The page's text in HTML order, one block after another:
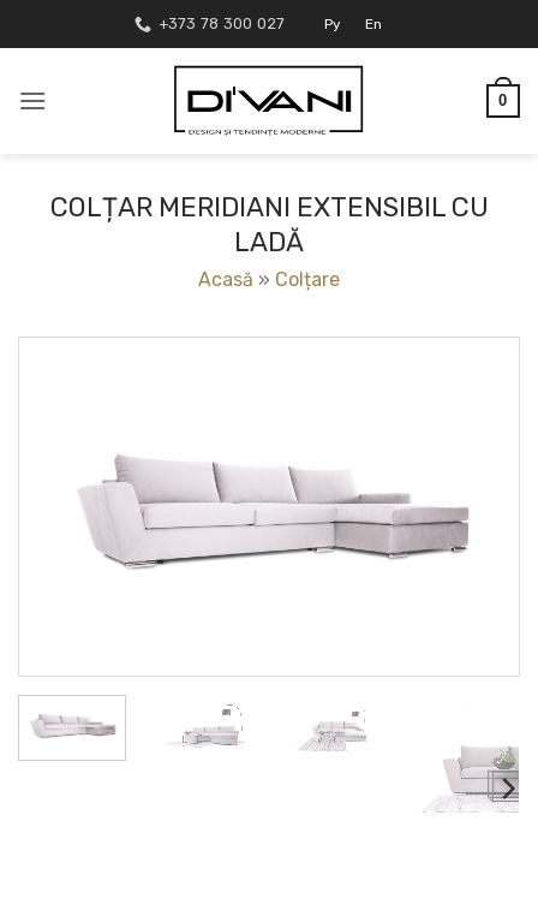
to
+373 78 300 027 Ру En
0
COLȚAR MERIDIANI EXTENSIBIL CU
LADĂ
Acasă » Colțare